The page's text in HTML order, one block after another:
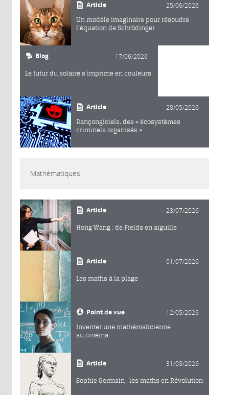
Article 25/06/2026
Un modèle imaginaire pour résoudre
l’équation de Schrödinger
Blog 17/06/2026
Le futur du solaire s’imprime en couleurs
Article 28/05/2026
Rançongiciels, des « écosystèmes
criminels organisés »
Mathématiques
Article 23/07/2026
Hong Wang : de Fields en aiguille
Article 01/07/2026
Les maths à la plage
Point de vue 12/05/2026
Inventer une mathématicienne
au cinéma
Article 31/03/2026
Sophie Germain : les maths en Révolution